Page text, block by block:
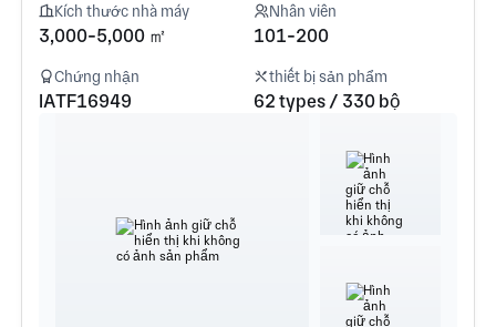
Kích thước nhà máy
3,000-5,000 ㎡
Nhân viên
101-200
Chứng nhận
IATF16949
thiết bị sản phẩm
62 types / 330 bộ